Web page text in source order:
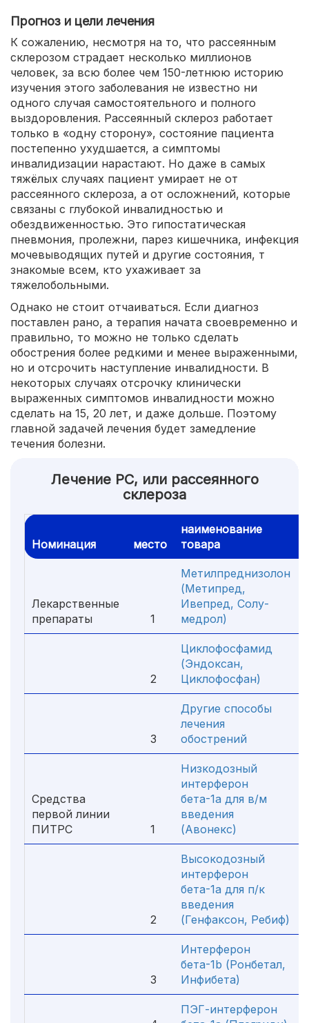
Прогноз и цели лечения
К сожалению, несмотря на то, что рассеянным
склерозом страдает несколько миллионов
человек, за всю более чем 150-летнюю историю
изучения этого заболевания не известно ни
одного случая самостоятельного и полного
выздоровления. Рассеянный склероз работает
только в «одну сторону», состояние пациента
постепенно ухудшается, а симптомы
инвалидизации нарастают. Но даже в самых
тяжёлых случаях пациент умирает не от
рассеянного склероза, а от осложнений, которые
связаны с глубокой инвалидностью и
обездвиженностью. Это гипостатическая
пневмония, пролежни, парез кишечника, инфекция
мочевыводящих путей и другие состояния, т
знакомые всем, кто ухаживает за
тяжелобольными.
Однако не стоит отчаиваться. Если диагноз
поставлен рано, а терапия начата своевременно и
правильно, то можно не только сделать
обострения более редкими и менее выраженными,
но и отсрочить наступление инвалидности. В
некоторых случаях отсрочку клинически
выраженных симптомов инвалидности можно
сделать на 15, 20 лет, и даже дольше. Поэтому
главной задачей лечения будет замедление
течения болезни.
Лечение РС, или рассеянного
склероза
Номинация место
наименование
товара
Лекарственные
препараты
1
Метилпреднизолон
(Метипред,
Ивепред, Солу-
медрол)
2
Циклофосфамид
(Эндоксан,
Циклофосфан)
3
Другие способы
лечения
обострений
Средства
первой линии
ПИТРС
1
Низкодозный
интерферон
бета-1а для в/м
введения
(Авонекс)
2
Высокодозный
интерферон
бета-1а для п/к
введения
(Генфаксон, Ребиф)
3
Интерферон
бета-1b (Ронбетал,
Инфибета)
ПЭГ-интерферон